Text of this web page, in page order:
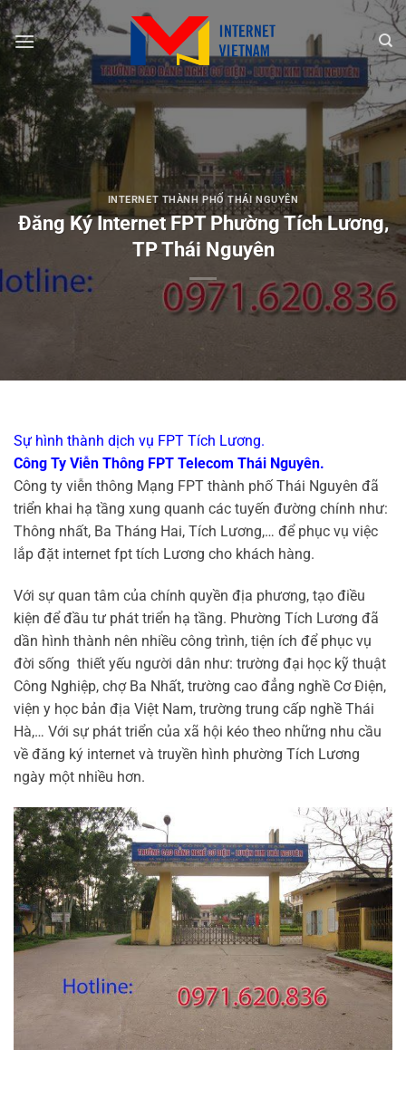
Chuyển
đến
nội
dung
INTERNET THÀNH PHỐ THÁI NGUYÊN
Đăng Ký Internet FPT Phường Tích Lương,
TP Thái Nguyên
Sự hình thành dịch vụ FPT Tích Lương.
Công Ty Viễn Thông FPT Telecom Thái Nguyên.
Công ty viễn thông Mạng FPT thành phố Thái Nguyên đã
triển khai hạ tầng xung quanh các tuyến đường chính như:
Thông nhất, Ba Tháng Hai, Tích Lương,… để phục vụ việc
lắp đặt internet fpt tích Lương cho khách hàng.
Với sự quan tâm của chính quyền địa phương, tạo điều
kiện để đầu tư phát triển hạ tầng. Phường Tích Lương đã
dần hình thành nên nhiều công trình, tiện ích để phục vụ
đời sống thiết yếu người dân như: trường đại học kỹ thuật
Công Nghiệp, chợ Ba Nhất, trường cao đẳng nghề Cơ Điện,
viện y học bản địa Việt Nam, trường trung cấp nghề Thái
Hà,… Với sự phát triển của xã hội kéo theo những nhu cầu
về đăng ký internet và truyền hình phường Tích Lương
ngày một nhiều hơn.